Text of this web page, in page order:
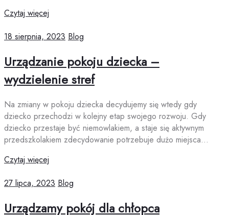
Czytaj więcej
18 sierpnia, 2023 Blog
Urządzanie pokoju dziecka –
wydzielenie stref
Na zmiany w pokoju dziecka decydujemy się wtedy gdy
dziecko przechodzi w kolejny etap swojego rozwoju. Gdy
dziecko przestaje być niemowlakiem, a staje się aktywnym
przedszkolakiem zdecydowanie potrzebuje dużo miejsca…
Czytaj więcej
27 lipca, 2023 Blog
Urządzamy pokój dla chłopca